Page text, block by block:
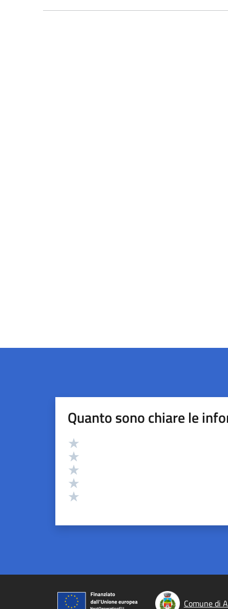
Quanto sono chiare le
Valutazione
Comune di